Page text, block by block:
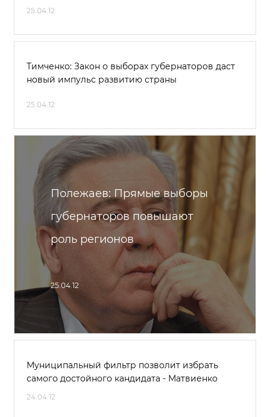
25.04.12
Тимченко: Закон о выборах губернаторов даст
новый импульс развитию страны
25.04.12
Полежаев: Прямые выборы
губернаторов повышают
роль регионов
25.04.12
Муниципальный фильтр позволит избрать
самого достойного кандидата - Матвиенко
24.04.12